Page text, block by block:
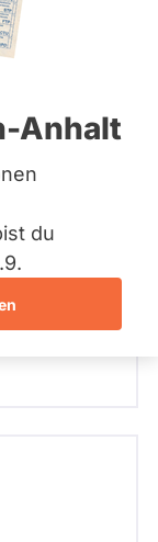
Anhalt
du